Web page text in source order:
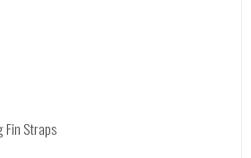
Fin Straps